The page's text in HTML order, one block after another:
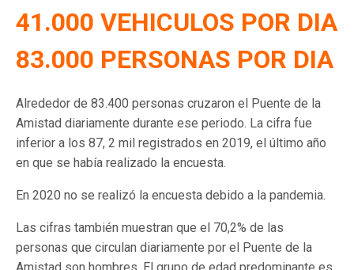
41.000 VEHICULOS POR DIA
83.000 PERSONAS POR DIA
Alrededor de 83.400 personas cruzaron el Puente de la
Amistad diariamente durante ese periodo. La cifra fue
inferior a los 87, 2 mil registrados en 2019, el último año
en que se había realizado la encuesta.
En 2020 no se realizó la encuesta debido a la pandemia.
Las cifras también muestran que el 70,2% de las
personas que circulan diariamente por el Puente de la